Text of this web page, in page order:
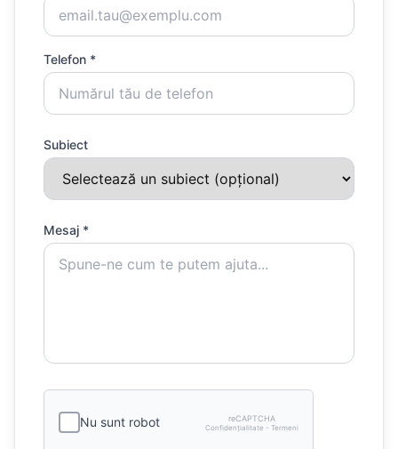
Telefon *
Subiect
Mesaj *
Nu sunt robot reCAPTCHA
Confidențialitate - Termeni